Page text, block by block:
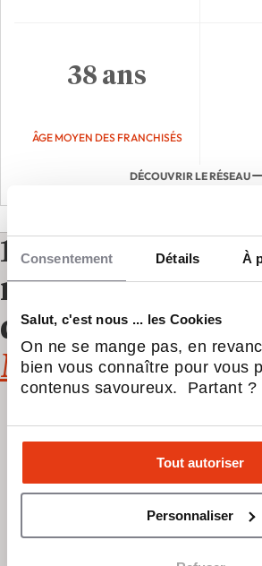
Consentement Détails À
Salut, c'est nous ... les Cookies
On ne se mange pas, en
bien vous connaître pour vous
contenus savoureux. Partant ?
Tout autoriser
Personnaliser
38 ans
ÂGE MOYEN DES FRANCHISÉS
DÉCOUVRIR LE RÉSEAU
12 autres
reprendre dans
domaine
Moto et Cycle